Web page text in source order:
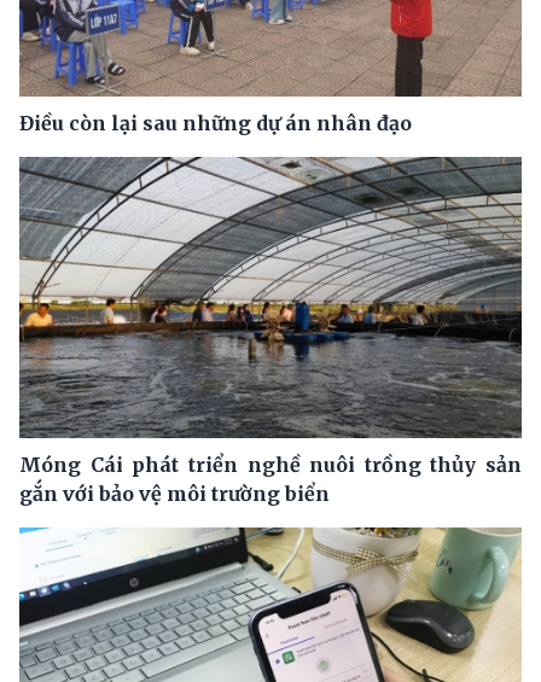
Điều còn lại sau những dự án nhân đạo
Móng Cái phát triển nghề nuôi trồng thủy sản
gắn với bảo vệ môi trường biển